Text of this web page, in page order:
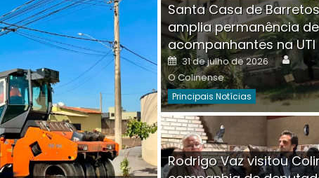
Boutique na Av.
invadida por
Santa Casa de Barretos
amplia permanência de
acompanhantes na UTI
Posted
on
31 de julho de 2026
O Colinense
Principais Notícias
Rodrigo Vaz visitou